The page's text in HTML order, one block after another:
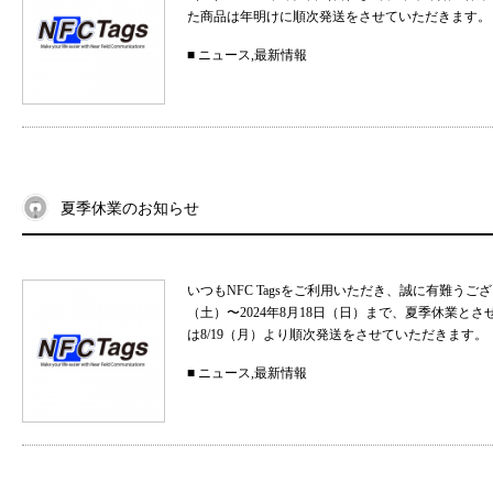
た商品は年明けに順次発送をさせていただきま
■ ニュース,最新情報
夏季休業のお知らせ
いつもNFC Tagsをご利用いただき、誠に有難う
（土）〜2024年8月18日（日）まで、夏季休業と
は8/19（月）より順次発送をさせていただき
■ ニュース,最新情報